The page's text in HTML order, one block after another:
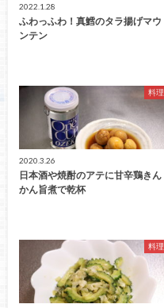
2022.1.28
ふわっふわ！真鱈のタラ揚げマウ
ンテン
料理
2020.3.26
日本酒や焼酎のアテに甘辛鶏きん
かん旨煮で乾杯
料理